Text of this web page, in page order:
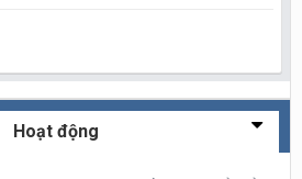
Hoạt động